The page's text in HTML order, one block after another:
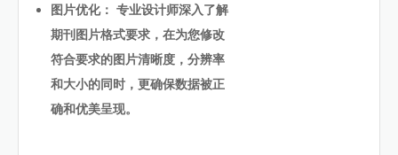
图片优化： 专业设计师深入了解
期刊图片格式要求，在为您修改
符合要求的图片清晰度，分辨率
和大小的同时，更确保数据被正
确和优美呈现。